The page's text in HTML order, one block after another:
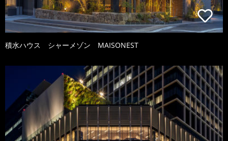
積水ハウス シャーメゾン MAISONEST